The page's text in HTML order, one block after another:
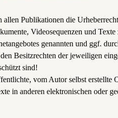
Publikationen die
Videosequenzen und
genannten und ggf.
Besitzrechten der jeweiligen
sind!
vom Autor selbst erstellte
in anderen elektronischen oder